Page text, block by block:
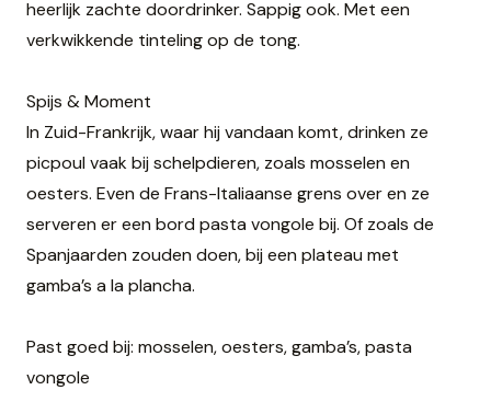
heerlijk zachte doordrinker. Sappig ook. Met een
verkwikkende tinteling op de tong.
Spijs & Moment
In Zuid-Frankrijk, waar hij vandaan komt, drinken ze
picpoul vaak bij schelpdieren, zoals mosselen en
oesters. Even de Frans-Italiaanse grens over en ze
serveren er een bord pasta vongole bij. Of zoals de
Spanjaarden zouden doen, bij een plateau met
gamba’s a la plancha.
Past goed bij: mosselen, oesters, gamba’s, pasta
vongole